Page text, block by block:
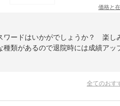
価格と
ワードはいかがでしょうか？ 楽し
類があるので退院時には成績アッ
全てのおす